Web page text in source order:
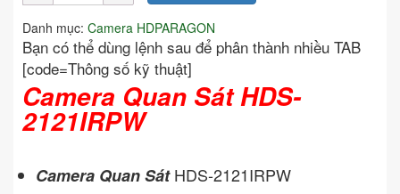
Danh mục: Camera HDPARAGON
Bạn có thể dùng lệnh sau để phân thành nhiều TAB
[code=Thông số kỹ thuật]
Camera Quan Sát HDS-
2121IRPW
Camera Quan SátHDS-2121IRPW